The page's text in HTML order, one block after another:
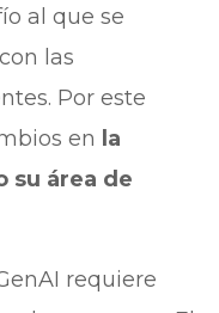
al que se
las
Por este
en la
su área de
requiere